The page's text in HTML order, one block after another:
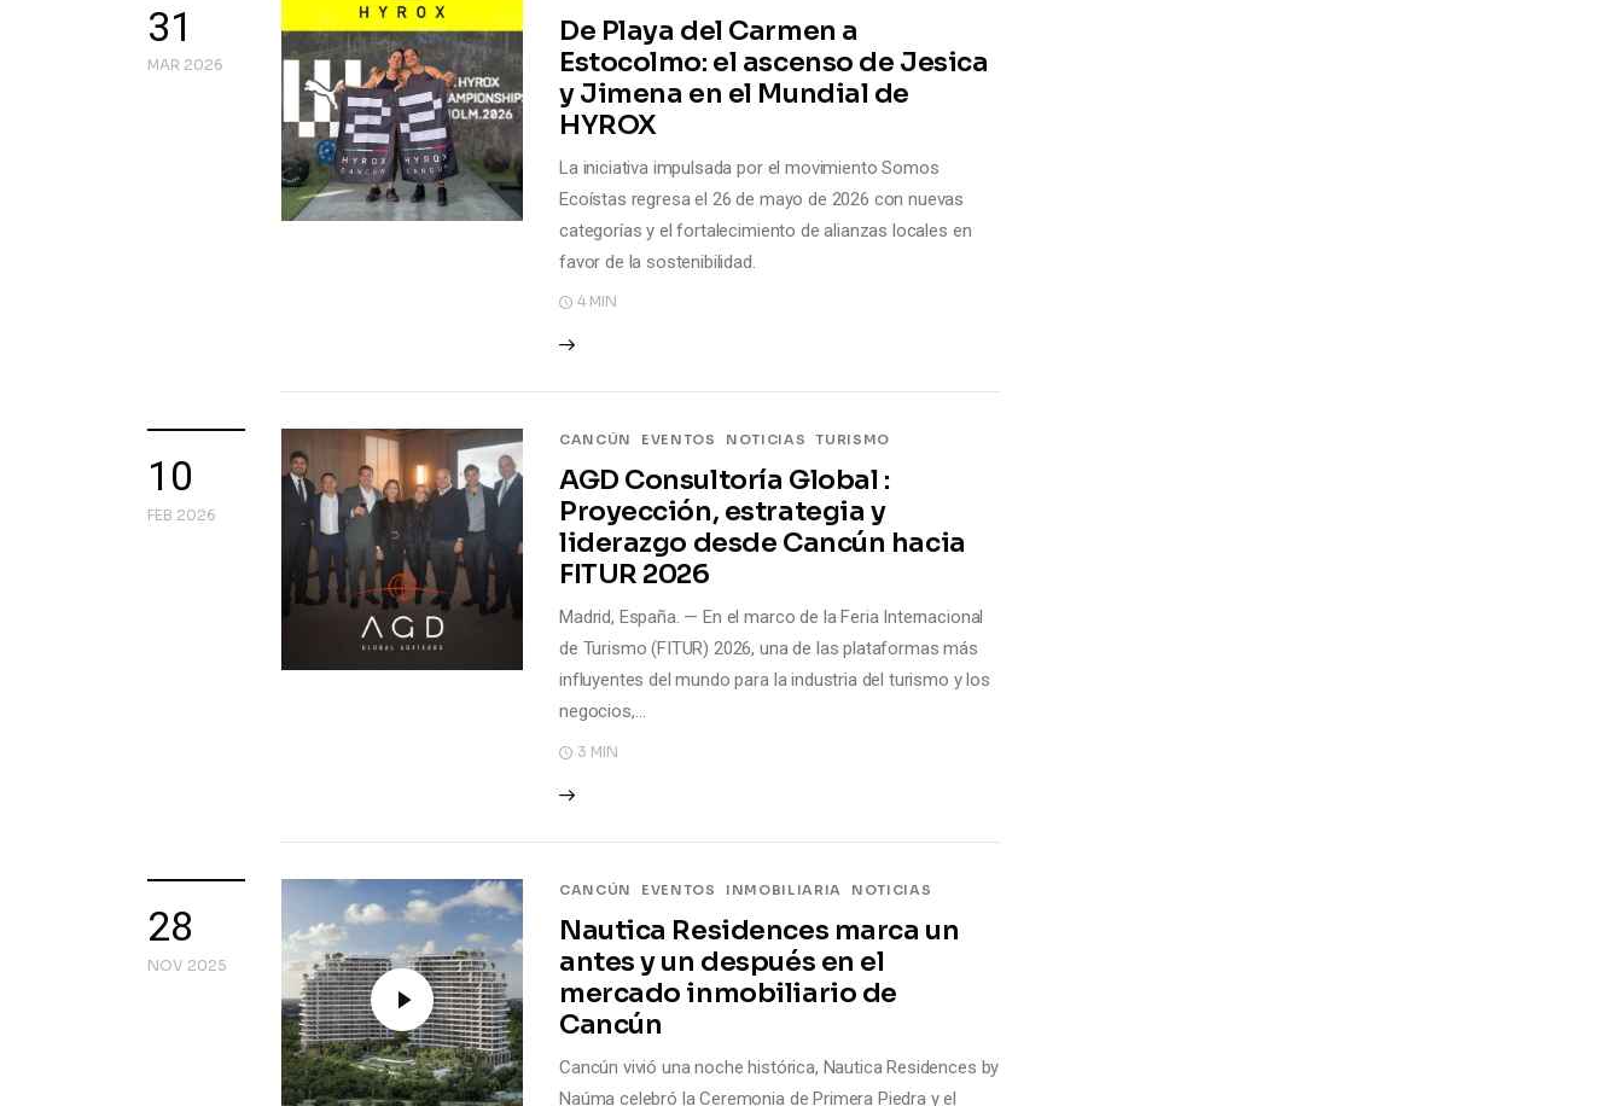
31
MAR 2026
De Playa del Carmen a
Estocolmo: el ascenso de Jesica
y Jimena en el Mundial de
HYROX
La iniciativa impulsada por el movimiento Somos
Ecoístas regresa el 26 de mayo de 2026 con nuevas
categorías y el fortalecimiento de alianzas locales en
favor de la sostenibilidad.
4 MIN
10
FEB 2026
CANCÚN EVENTOS NOTICIAS TURISMO
AGD Consultoría Global :
Proyección, estrategia y
liderazgo desde Cancún hacia
FITUR 2026
Madrid, España. — En el marco de la Feria Internacional
de Turismo (FITUR) 2026, una de las plataformas más
influyentes del mundo para la industria del turismo y los
negocios,…
3 MIN
28
NOV 2025
CANCÚN EVENTOS INMOBILIARIA NOTICIAS
Nautica Residences marca un
antes y un después en el
mercado inmobiliario de
Cancún
Cancún vivió una noche histórica, Nautica Residences by
Naúma celebró la Ceremonia de Primera Piedra y el